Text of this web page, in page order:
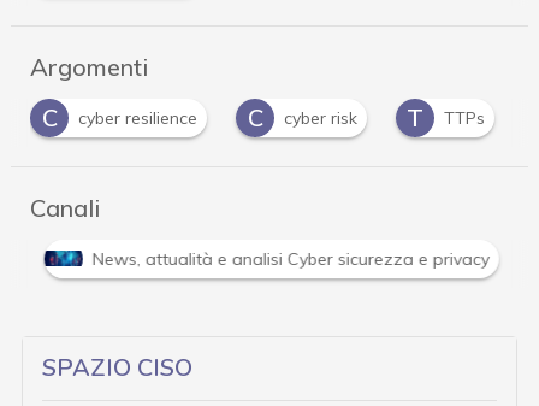
Argomenti
C
cyber resilience C cyber risk T TTPs
Canali
News, attualità e analisi Cyber sicurezza e privacy
SPAZIO CISO